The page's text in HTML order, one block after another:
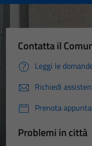
Contatta il
Leggi le
Richiedi
Prenota
Problemi in città